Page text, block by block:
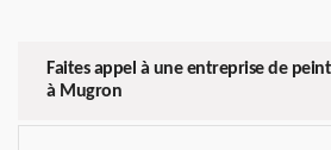
Faites appel à une entreprise de
à Mugron